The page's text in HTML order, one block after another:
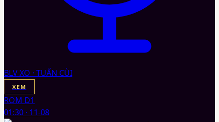
BLV XO · TUẤN CÙI
XEM
ROM D1
01:30 · 11-08